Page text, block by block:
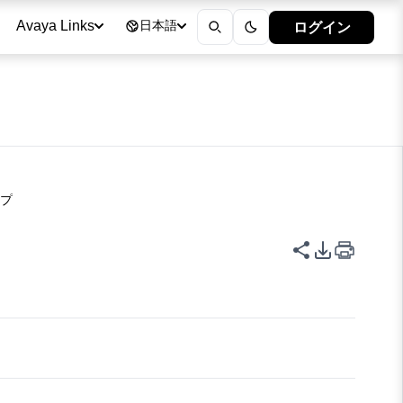
Avaya Links 日本語 ログイン
このページ
PDFエク